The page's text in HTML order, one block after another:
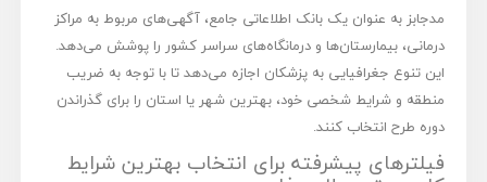
مدجابز به عنوان یک بانک اطلاعاتی جامع، آگهی‌های مربوط به مراکز
درمانی، بیمارستان‌ها و درمانگاه‌های سراسر کشور را پوشش می‌دهد.
این تنوع جغرافیایی به پزشکان اجازه می‌دهد تا با توجه به ضریب
منطقه و شرایط شخصی خود، بهترین شهر یا استان را برای گذراندن
دوره طرح انتخاب کنند.
فیلترهای پیشرفته برای انتخاب بهترین شرایط